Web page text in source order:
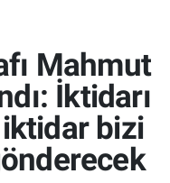
Mahmut
İktidarı
bizi